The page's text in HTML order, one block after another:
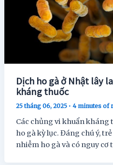
Dịch ho gà ở Nhật lây
kháng thuốc
25 tháng 06, 2025 •4 minutes of
Các chủng vi khuẩn kháng
ho gà kỳ lục. Đáng chú ý,
nhiễm ho gà và có nguy cơ